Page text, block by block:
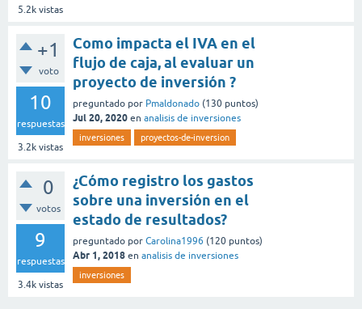
5.2k vistas
+1
voto
10
respuestas
3.2k vistas
Como impacta el IVA en el
flujo de caja, al evaluar un
proyecto de inversión ?
preguntado por Pmaldonado (130 puntos)
Jul 20, 2020 en analisis de inversiones
inversiones proyectos-de-inversion
0
votos
9
respuestas
3.4k vistas
¿Cómo registro los gastos
sobre una inversión en el
estado de resultados?
preguntado por Carolina1996 (120 puntos)
Abr 1, 2018 en analisis de inversiones
inversiones